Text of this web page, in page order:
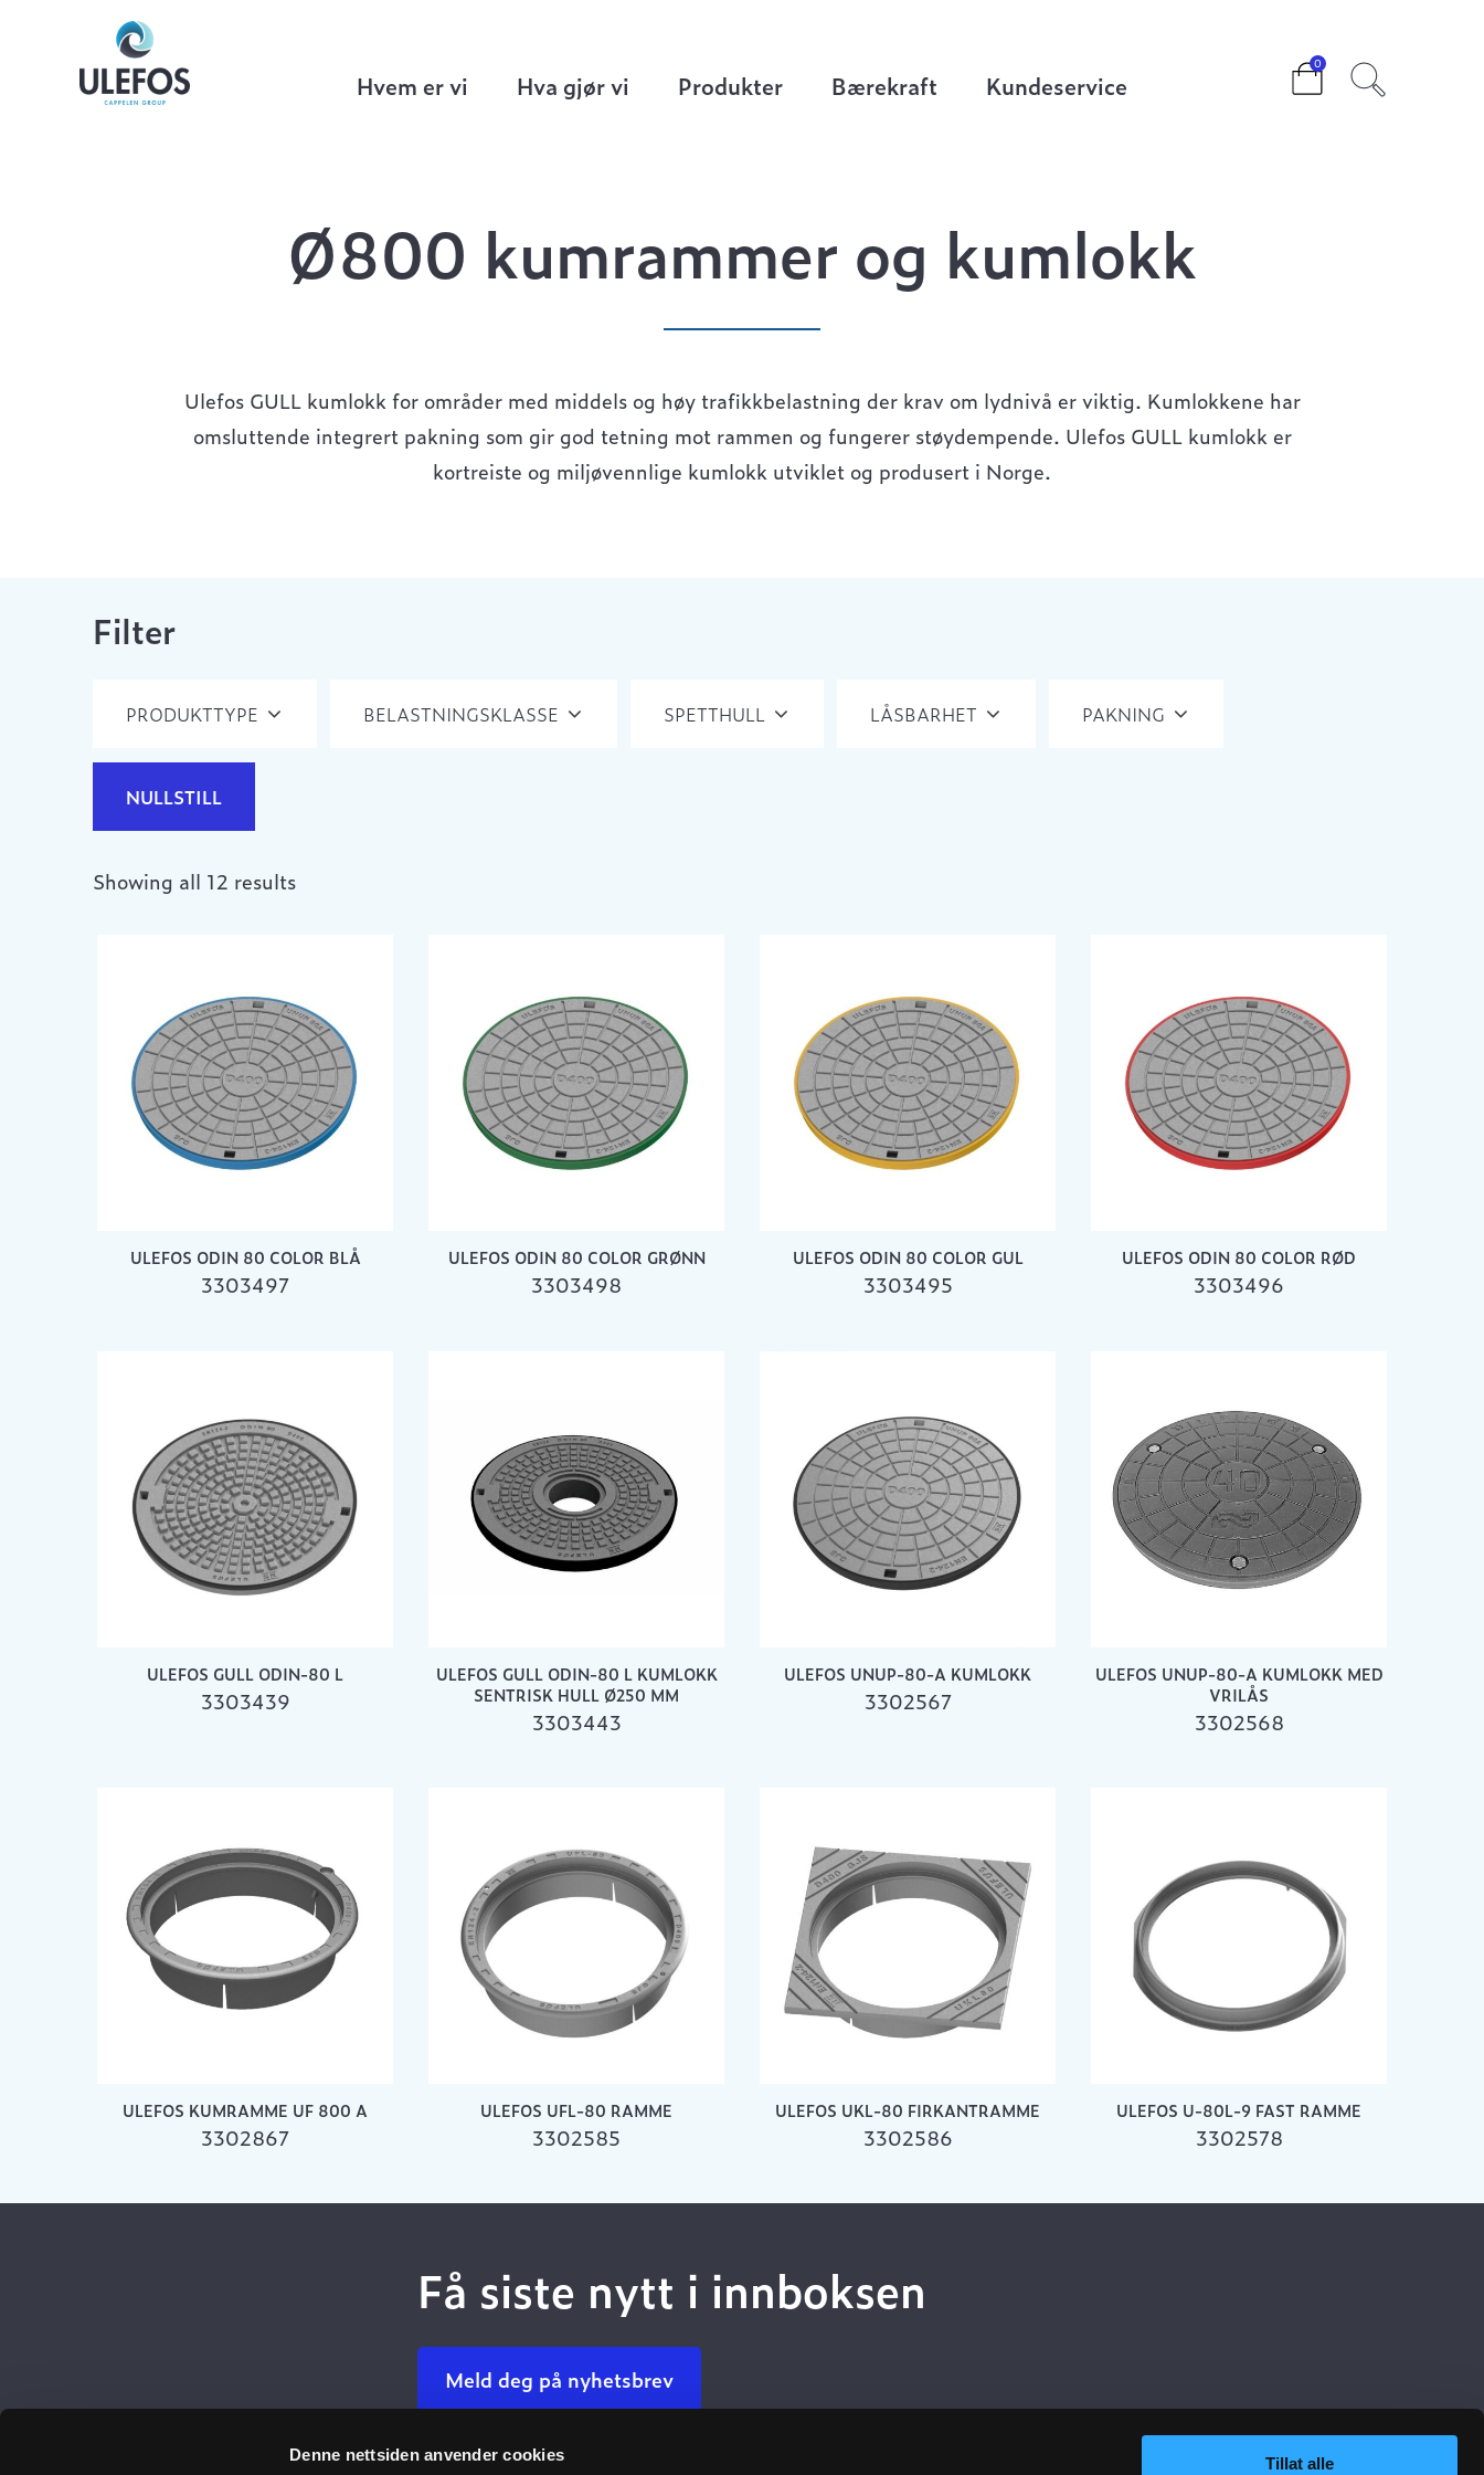
Denne nettsiden anvender cookies Tillat alle
0
Hvem er vi Hva gjør vi Produkter Bærekraft Kundeservice
Ulefos>
Ø800 kumrammer og kumlokk
Ulefos GULL kumlokk for områder med middels og høy trafikkbelastning der krav om lydnivå er viktig. Kumlokkene har
omsluttende integrert pakning som gir god tetning mot rammen og fungerer støydempende. Ulefos GULL kumlokk er
kortreiste og miljøvennlige kumlokk utviklet og produsert i Norge.
Filter
PRODUKTTYPE BELASTNINGSKLASSE SPETTHULL LÅSBARHET PAKNING
NULLSTILL
Showing all 12 results
ULEFOS ODIN 80 COLOR BLÅ
3303497
ULEFOS ODIN 80 COLOR GRØNN
3303498
ULEFOS ODIN 80 COLOR GUL
3303495
ULEFOS ODIN 80 COLOR RØD
3303496
ULEFOS GULL ODIN-80 L
3303439
ULEFOS GULL ODIN-80 L KUMLOKK
SENTRISK HULL Ø250 MM
3303443
ULEFOS UNUP-80-A KUMLOKK
3302567
ULEFOS UNUP-80-A KUMLOKK MED
VRILÅS
3302568
ULEFOS KUMRAMME UF 800 A
3302867
ULEFOS UFL-80 RAMME
3302585
ULEFOS UKL-80 FIRKANTRAMME
3302586
ULEFOS U-80L-9 FAST RAMME
3302578
Få siste nytt i innboksen
Meld deg på nyhetsbrev